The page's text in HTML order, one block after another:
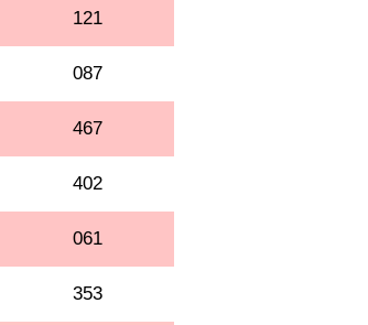
121
087
467
402
061
353